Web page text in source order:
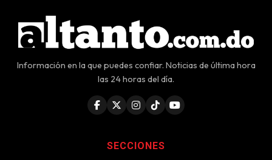
Información en la que puedes confiar. Noticias de última hora
las 24 horas del día.
SECCIONES